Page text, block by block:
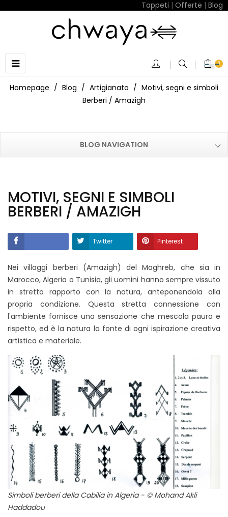
Tappeti | Offerte | Blog
navigazione
Toggle
☰ 0
Homepage Blog Artigianato
Motivi, segni e simboli
Berberi / Amazigh
BLOG NAVIGATION
MOTIVI, SEGNI E SIMBOLI
BERBERI / AMAZIGH
Twitter Pinterest
Nei villaggi berberi (Amazigh) del Maghreb, che sia in
Marocco, Algeria o Tunisia, gli uomini hanno sempre vissuto
in stretto rapporto con la natura, anteponendola alla
propria condizione. Questa stretta connessione con
l'ambiente fornisce una sensazione che mescola paura e
rispetto, ed è la natura la fonte di ogni ispirazione creativa
artistica e materiale.
Simboli berberi della Cabilia in Algeria - © Mohand Akli
Haddadou